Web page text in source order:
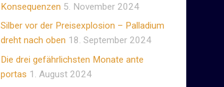
Konsequenzen 5. November 2024
Silber vor der Preisexplosion – Palladium
dreht nach oben 18. September 2024
Die drei gefährlichsten Monate ante
portas 1. August 2024